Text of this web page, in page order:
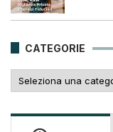
CATEGORIE